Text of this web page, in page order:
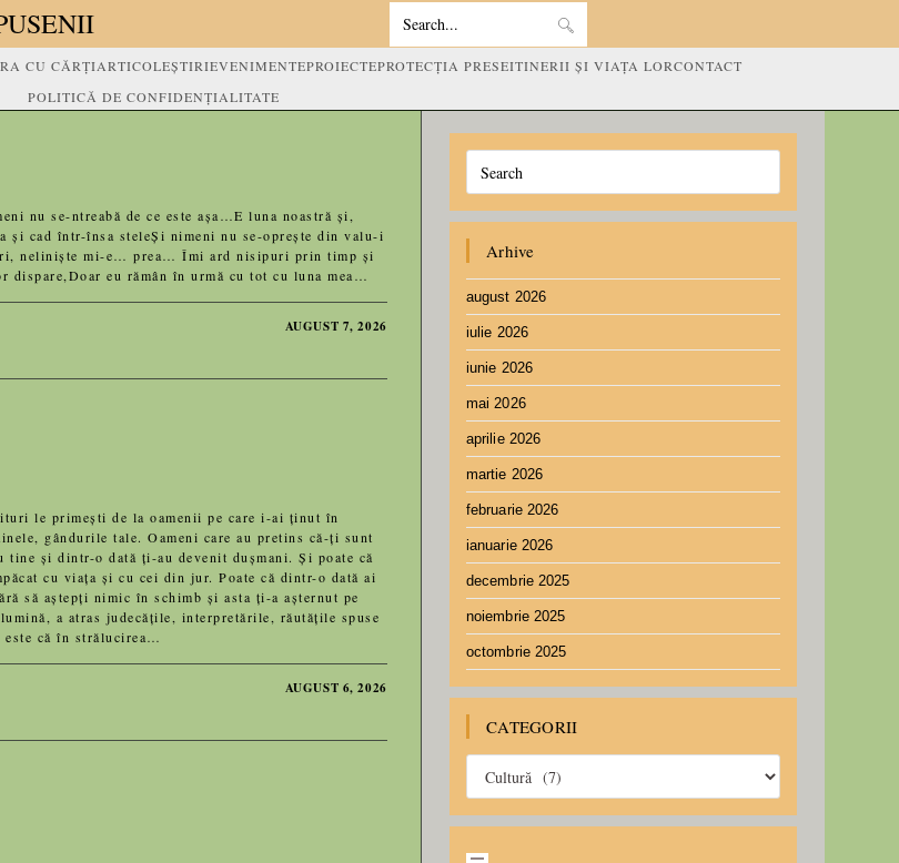
Search
this
website
CU CĂRȚIARTICOLEȘTIRIEVENIMENTEPROIECTEPROTECȚIA PRESEITINERII ȘI VIAȚA LORCONTACT
POLITICĂ DE CONFIDENȚIALITATE
nu se-ntreabă de ce este așa…E luna noastră și,
și cad într-însa steleȘi nimeni nu se-oprește din valu-i
neliniște mi-e… prea… Îmi ard nisipuri prin timp și
eu rămân în urmă cu tot cu luna mea…
AUGUST 7, 2026
le primești de la oamenii pe care i-ai ținut în
gândurile tale. Oameni care au pretins că-ți sunt
tine și dintr-o dată ți-au devenit dușmani. Și poate că
cu viața și cu cei din jur. Poate că dintr-o dată ai
să aștepți nimic în schimb și asta ți-a așternut pe
a atras judecățile, interpretările, răutățile spuse
este că în strălucirea…
AUGUST 6, 2026
Arhive
august 2026
iulie 2026
iunie 2026
mai 2026
aprilie 2026
martie 2026
februarie 2026
ianuarie 2026
decembrie 2025
noiembrie 2025
octombrie 2025
CATEGORII